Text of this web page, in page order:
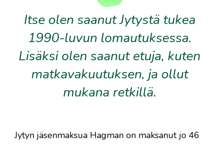
Itse olen saanut Jytystä tukea
1990-luvun lomautuksessa.
Lisäksi olen saanut etuja, kuten
matkavakuutuksen, ja ollut
mukana retkillä.
Jytyn jäsenmaksua Hagman on maksanut jo 46